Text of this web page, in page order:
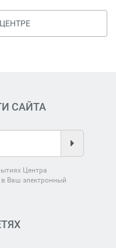
САЙТА
Центра
Ваш электронный